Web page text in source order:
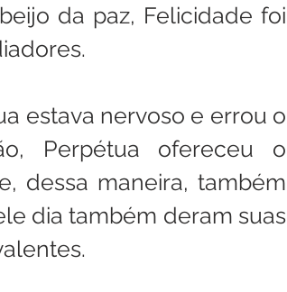
da paz, Felicidade foi
estava nervoso e errou o
Perpétua ofereceu o
dessa maneira, também
dia também deram suas